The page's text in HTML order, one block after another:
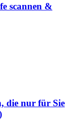
scannen &
die nur für Sie